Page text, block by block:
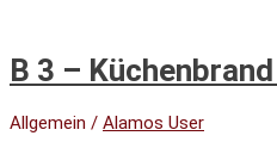
B 3 –
Allgemein / Alamos User